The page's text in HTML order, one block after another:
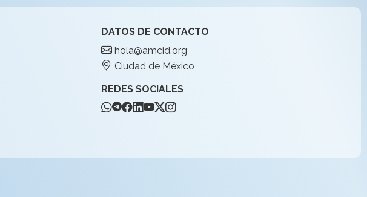
DATOS DE CONTACTO
hola@amcid.org
Ciudad de México
REDES SOCIALES